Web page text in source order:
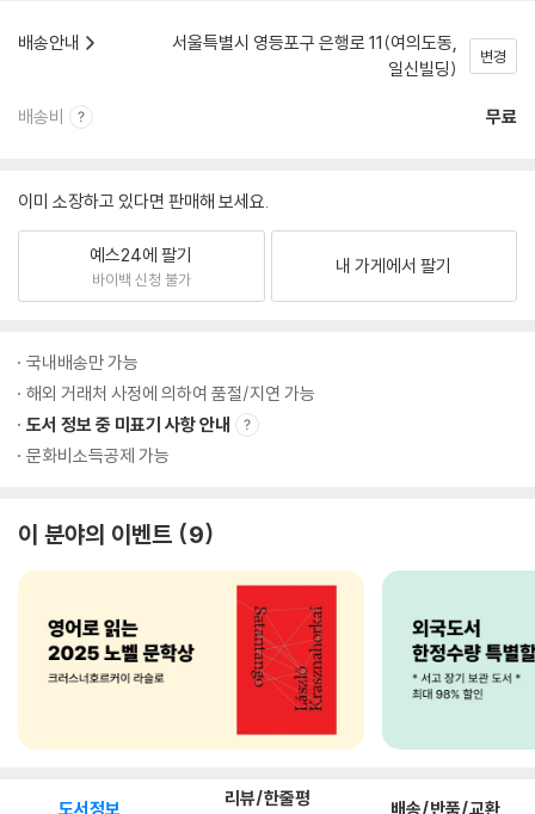
배송안내
서울특별시 영등포구 은행로 11(여의도동,
일신빌딩)
변경
배송비 무료
이미 소장하고 있다면 판매해 보세요.
예스24에 팔기
바이백 신청 불가
내 가게에서 팔기
국내배송만 가능
해외 거래처 사정에 의하여 품절/지연 가능
도서 정보 중 미표기 사항 안내
문화비소득공제 가능
이 분야의 이벤트 9
도서정보 리뷰/한줄평 배송/반품/교환